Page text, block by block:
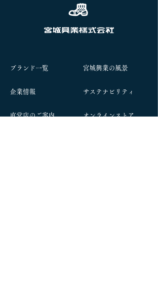
ブランド一覧
企業情報
​直営店のご案内
宮城興業の風景
サステナビリティ
オンラインストア